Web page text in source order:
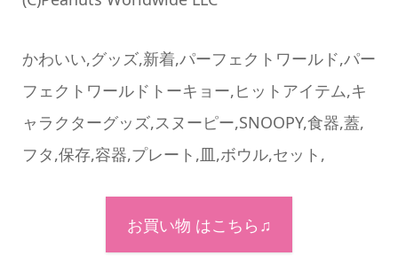
かわいい,グッズ,新着,パーフェクトワールド,パー
フェクトワールドトーキョー,ヒットアイテム,キ
ャラクターグッズ,スヌーピー,SNOOPY,食器,蓋,
フタ,保存,容器,プレート,皿,ボウル,セット,
お買い物 はこちら♫